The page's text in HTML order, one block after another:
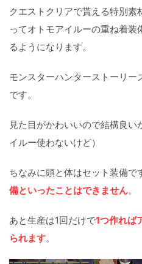
クエストクリアで貰える特別
ってオトモアイルーの重ね着
るようになります。
モンスターハンターストーリ
です。
見た目がかわいいので結構良
イルー使わないけど）
ちなみに頭と体はセット装備で
備といったことはできません。
あと生産は1回だけで1つ作れば
られます。